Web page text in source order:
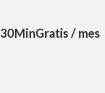
30MinGratis / mes